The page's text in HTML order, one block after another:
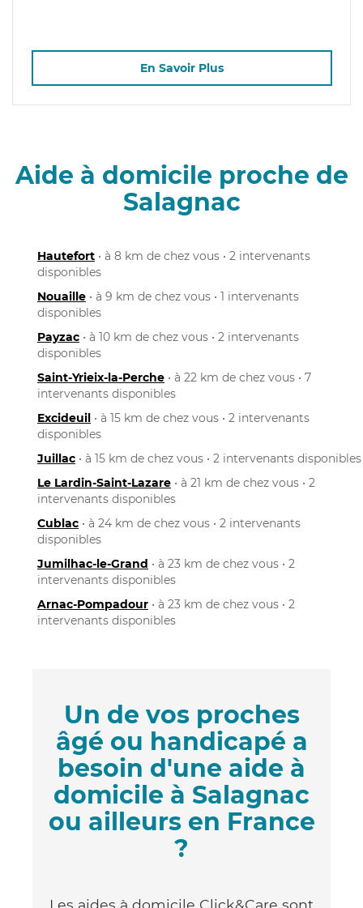
En Savoir Plus
Aide à domicile proche de
Salagnac
Hautefort • à 8 km de chez vous • 2 intervenants
disponibles
Nouaille • à 9 km de chez vous • 1 intervenants
disponibles
Payzac • à 10 km de chez vous • 2 intervenants
disponibles
Saint-Yrieix-la-Perche • à 22 km de chez vous • 7
intervenants disponibles
Excideuil • à 15 km de chez vous • 2 intervenants
disponibles
Juillac • à 15 km de chez vous • 2 intervenants disponibles
Le Lardin-Saint-Lazare • à 21 km de chez vous • 2
intervenants disponibles
Cublac • à 24 km de chez vous • 2 intervenants
disponibles
Jumilhac-le-Grand • à 23 km de chez vous • 2
intervenants disponibles
Arnac-Pompadour • à 23 km de chez vous • 2
intervenants disponibles
Un de vos proches
âgé ou handicapé a
besoin d'une aide à
domicile à Salagnac
ou ailleurs en France
?
Les aides à domicile Click&Care sont